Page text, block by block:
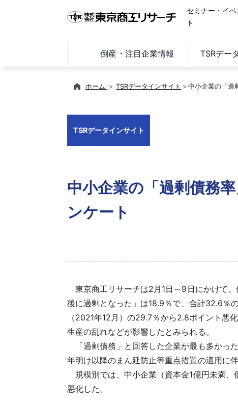
セミナー・イベ
ト
倒産・注目企業情報 TSRデー
ホーム TSRデータインサイト 中小企業の「過
TSRデータインサイト
中小企業の「過剰債務
ンケート
東京商工リサーチは2月1日～9日にかけて
後に過剰となった」は18.9％で、合計32.6％
（2021年12月）の29.7％から2.8ポイント悪
生産の乱れなどが影響したとみられる。
「過剰債務」と回答した企業が最も多かっ
年明け以降のまん延防止等重点措置の適用に
規模別では、中小企業（資本金1億円未満
悪化した。